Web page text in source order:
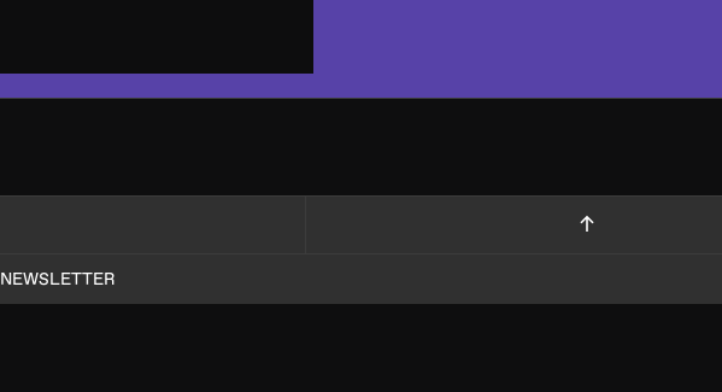
NEWSLETTER